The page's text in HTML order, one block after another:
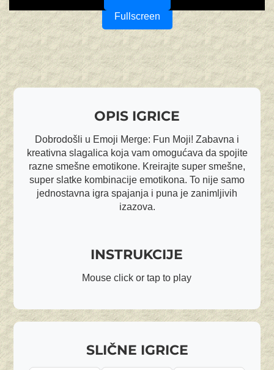
Fullscreen
OPIS IGRICE
Dobrodošli u Emoji Merge: Fun Moji! Zabavna i
kreativna slagalica koja vam omogućava da spojite
razne smešne emotikone. Kreirajte super smešne,
super slatke kombinacije emotikona. To nije samo
jednostavna igra spajanja i puna je zanimljivih
izazova.
INSTRUKCIJE
Mouse click or tap to play
SLIČNE IGRICE